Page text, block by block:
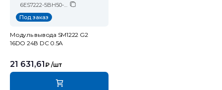
6ES7222-5BH50-0XB0
Под заказ
Модуль вывода SM1222 G2
16DO 24В DC 0.5A
21 631,61₽ /шт